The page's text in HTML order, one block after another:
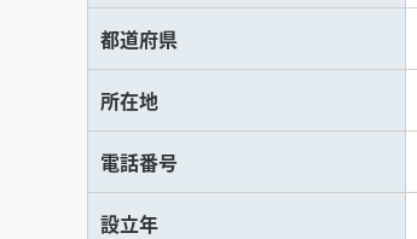
都道府県
所在地
電話番号
設立年